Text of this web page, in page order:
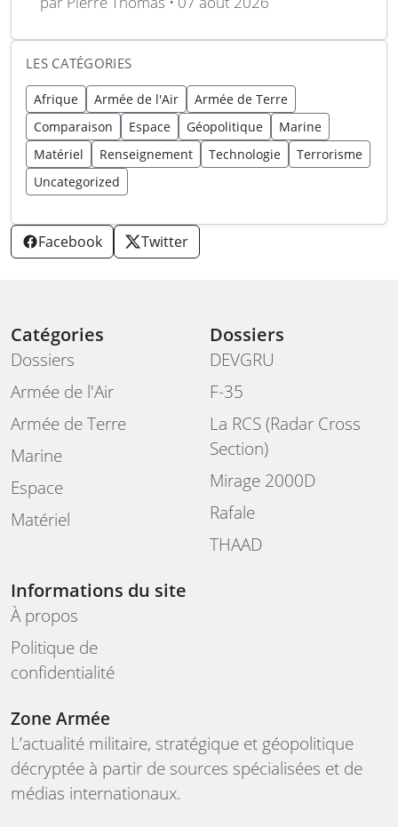
LES CATÉGORIES
Afrique Armée de l'Air
Armée de Terre
Comparaison
Espace Géopolitique
Marine
Matériel
Renseignement Technologie
Terrorisme
Uncategorized
Facebook Twitter
Catégories
Dossiers
Armée de l'Air
Armée de Terre
Marine
Espace
Matériel
Dossiers
DEVGRU
F-35
La RCS (Radar Cross
Section)
Mirage 2000D
Rafale
THAAD
Informations du site
À propos
Politique de
confidentialité
Zone Armée
L’actualité militaire, stratégique et géopolitique
décryptée à partir de sources spécialisées et de
médias internationaux.